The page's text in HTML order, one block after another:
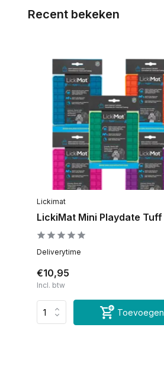
Recent bekeken
Lickimat
LickiMat Mini Playdate Tuff
Deliverytime
€10,95
Incl. btw
Toevoegen